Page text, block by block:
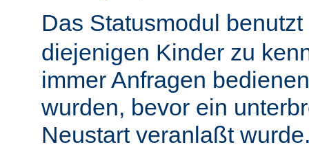
Das Statusmodul
diejenigen Kinder zu
immer Anfragen
wurden, bevor ein
Neustart veranlaßt